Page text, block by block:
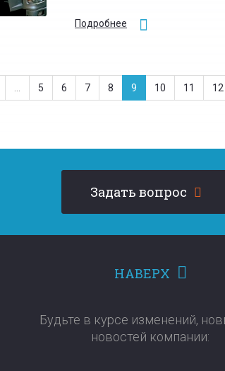
Подробнее
5 6 7 8 9 10 11 12
Задать вопрос
НАВЕРХ
Будьте в курсе изменений,
новостей компании:​​​​​​​